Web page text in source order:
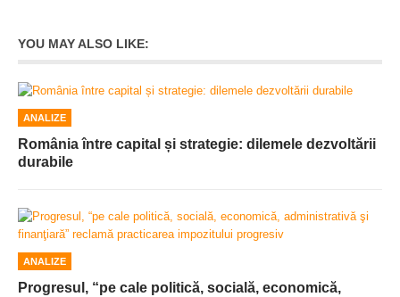
YOU MAY ALSO LIKE:
ANALIZE
România între capital și strategie: dilemele dezvoltării
durabile
ANALIZE
Progresul, “pe cale politică, socială, economică,